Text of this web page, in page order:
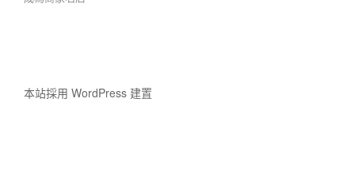
本站採用 WordPress 建置